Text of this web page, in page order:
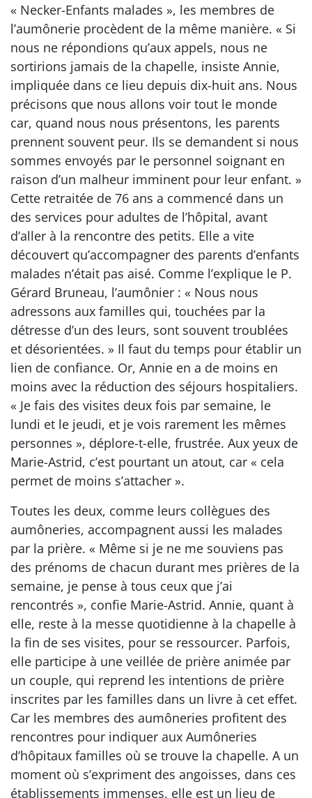
« Necker-Enfants malades », les membres de
l’aumônerie procèdent de la même manière. « Si
nous ne répondions qu’aux appels, nous ne
sortirions jamais de la chapelle, insiste Annie,
impliquée dans ce lieu depuis dix-huit ans. Nous
précisons que nous allons voir tout le monde
car, quand nous nous présentons, les parents
prennent souvent peur. Ils se demandent si nous
sommes envoyés par le personnel soignant en
raison d’un malheur imminent pour leur enfant. »
Cette retraitée de 76 ans a commencé dans un
des services pour adultes de l’hôpital, avant
d’aller à la rencontre des petits. Elle a vite
découvert qu’accompagner des parents d’enfants
malades n’était pas aisé. Comme l’explique le P.
Gérard Bruneau, l’aumônier : « Nous nous
adressons aux familles qui, touchées par la
détresse d’un des leurs, sont souvent troublées
et désorientées. » Il faut du temps pour établir un
lien de confiance. Or, Annie en a de moins en
moins avec la réduction des séjours hospitaliers.
« Je fais des visites deux fois par semaine, le
lundi et le jeudi, et je vois rarement les mêmes
personnes », déplore-t-elle, frustrée. Aux yeux de
Marie-Astrid, c’est pourtant un atout, car « cela
permet de moins s’attacher ».
Toutes les deux, comme leurs collègues des
aumôneries, accompagnent aussi les malades
par la prière. « Même si je ne me souviens pas
des prénoms de chacun durant mes prières de la
semaine, je pense à tous ceux que j’ai
rencontrés », confie Marie-Astrid. Annie, quant à
elle, reste à la messe quotidienne à la chapelle à
la fin de ses visites, pour se ressourcer. Parfois,
elle participe à une veillée de prière animée par
un couple, qui reprend les intentions de prière
inscrites par les familles dans un livre à cet effet.
Car les membres des aumôneries profitent des
rencontres pour indiquer aux Aumôneries
d’hôpitaux familles où se trouve la chapelle. A un
moment où s’expriment des angoisses, dans ces
établissements immenses, elle est un lieu de